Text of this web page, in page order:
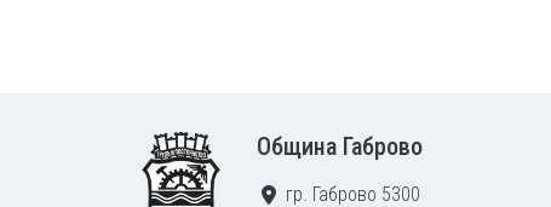
Община Габрово
гр. Габрово 5300